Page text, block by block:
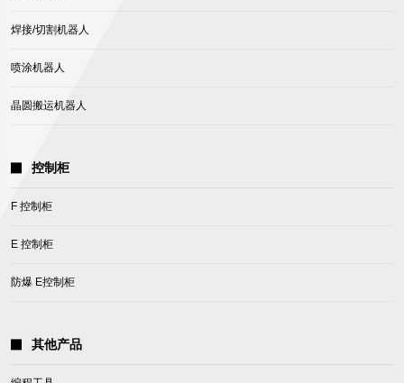
焊接/切割机器人
喷涂机器人
晶圆搬运机器人
控制柜
F 控制柜
E 控制柜
防爆 E控制柜
其他产品